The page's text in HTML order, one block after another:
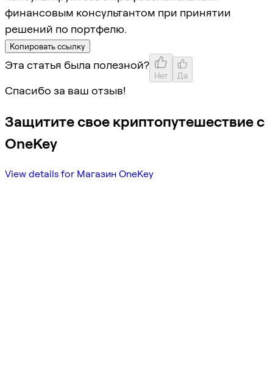
финансовым консультантом при принятии
решений по портфелю.
Копировать ссылку
Эта статья была полезной?
Нет Да
Спасибо за ваш отзыв!
Защитите свое криптопутешествие с
OneKey
View details for Магазин OneKey